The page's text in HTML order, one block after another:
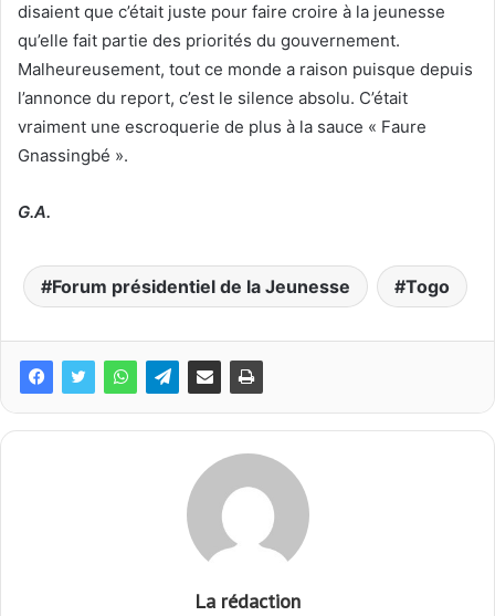
disaient que c’était juste pour faire croire à la jeunesse
qu’elle fait partie des priorités du gouvernement.
Malheureusement, tout ce monde a raison puisque depuis
l’annonce du report, c’est le silence absolu. C’était
vraiment une escroquerie de plus à la sauce « Faure
Gnassingbé ».
G.A.
Forum présidentiel de la Jeunesse Togo
La rédaction